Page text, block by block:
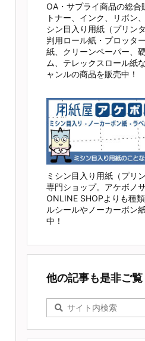
OA・サプライ商品の総合
トナー、インク、リボン
シン目入り用紙（プリン
判用ロール紙・プロッタ
紙、クリーンペーパー、
ム、テレックスロール紙
ャンルの商品を販売中！
ミシン目入り用紙（プリ
専門ショップ。アケボノ
ONLINE SHOPよりも種
ルシールやノーカーボン
中！
他の記事も是非ご